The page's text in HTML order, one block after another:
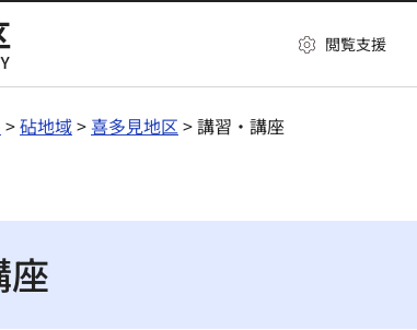
閲覧支援
>砧地域>喜多見地区> 講習・講座
座